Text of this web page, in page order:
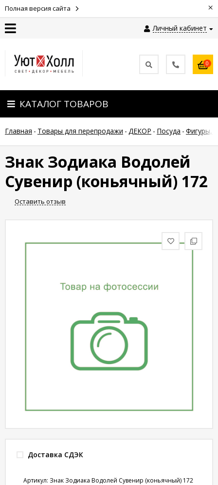
Полная версия сайта ×
Личный кабинет
Оплата
Доставка
Гарантия
возврат
Новости
конфиденциальности
0
КАТАЛОГ ТОВАРОВ
Главная - Товары для перепродажи - ДЕКОР - Посуда - Фигуры,
Знак Зодиака Водолей
Сувенир (коньячный) 172
Оставить отзыв
Доставка СДЭК
Артикул: Знак Зодиака Водолей Сувенир (коньячный) 172